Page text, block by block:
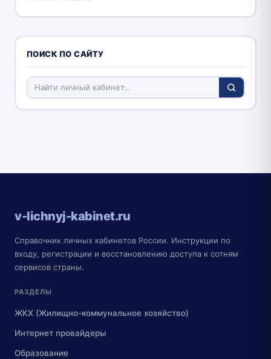
ПОИСК ПО САЙТУ
v-lichnyj-kabinet.ru
Справочник личных кабинетов России. Инструкции по
входу, регистрации и восстановлению доступа к сотням
сервисов страны.
РАЗДЕЛЫ
ЖКХ (Жилищно-коммунальное хозяйство)
Интернет провайдеры
Образование